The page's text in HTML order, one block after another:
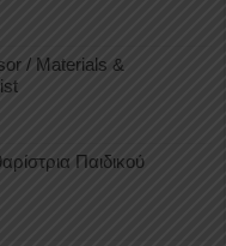
/ Materials &
Παιδικού